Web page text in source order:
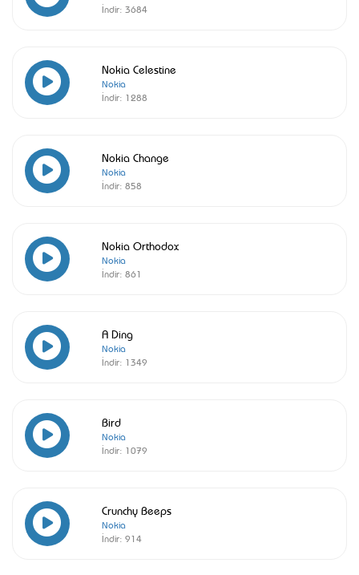
İndir: 3684
Nokia Celestine
Nokia
İndir: 1288
Nokia Change
Nokia
İndir: 858
Nokia Orthodox
Nokia
İndir: 861
A Ding
Nokia
İndir: 1349
Bird
Nokia
İndir: 1079
Crunchy Beeps
Nokia
İndir: 914